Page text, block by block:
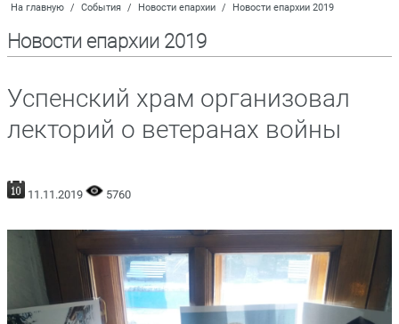
На главную / События / Новости епархии / Новости епархии 2019
Новости епархии 2019
Успенский храм организовал
лекторий о ветеранах войны
11.11.2019 5760